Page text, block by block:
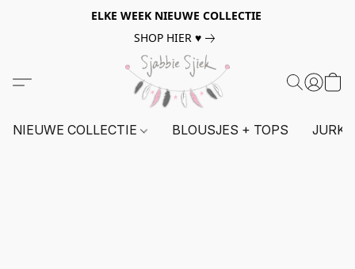
ELKE WEEK NIEUWE COLLECTIE
SHOP HIER ♥
NIEUWE COLLECTIE BLOUSJES + TOPS